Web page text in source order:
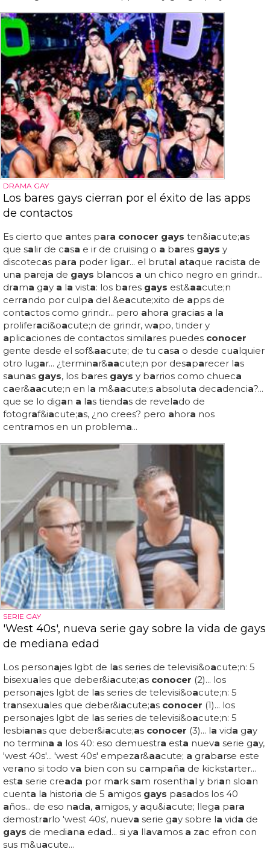
DRAMA GAY
Los bares gays cierran por el éxito de las apps
de contactos
Es cierto que antes para conocer gays ten&iacute;as
que salir de casa e ir de cruising o a bares gays y
discotecas para poder ligar... el brutal ataque racista de
una pareja de gays blancos a un chico negro en grindr...
drama gay a la vista: los bares gays est&aacute;n
cerrando por culpa del &eacute;xito de apps de
contactos como grindr... pero ahora gracias a la
proliferaci&oacute;n de grindr, wapo, tinder y
aplicaciones de contactos similares puedes conocer
gente desde el sof&aacute; de tu casa o desde cualquier
otro lugar... ¿terminar&aacute;n por desaparecer las
saunas gays, los bares gays y barrios como chueca
caer&aacute;n en la m&aacute;s absoluta decadencia?...
que se lo digan a las tiendas de revelado de
fotograf&iacute;as, ¿no crees? pero ahora nos
centramos en un problema...
SERIE GAY
'West 40s', nueva serie gay sobre la vida de gays
de mediana edad
Los personajes lgbt de las series de televisi&oacute;n: 5
bisexuales que deber&iacute;as conocer (2)... los
personajes lgbt de las series de televisi&oacute;n: 5
transexuales que deber&iacute;as conocer (1)... los
personajes lgbt de las series de televisi&oacute;n: 5
lesbianas que deber&iacute;as conocer (3)... la vida gay
no termina a los 40: eso demuestra esta nueva serie gay,
'west 40s'... 'west 40s' empezar&aacute; a grabarse este
verano si todo va bien con su campaña de kickstarter...
esta serie creada por mark sam rosenthal y brian sloan
cuenta la historia de 5 amigos gays pasados los 40
años... de eso nada, amigos, y aqu&iacute; llega para
demostrarlo 'west 40s', nueva serie gay sobre la vida de
gays de mediana edad... si ya llavamos a zac efron con
sus m&uacute...